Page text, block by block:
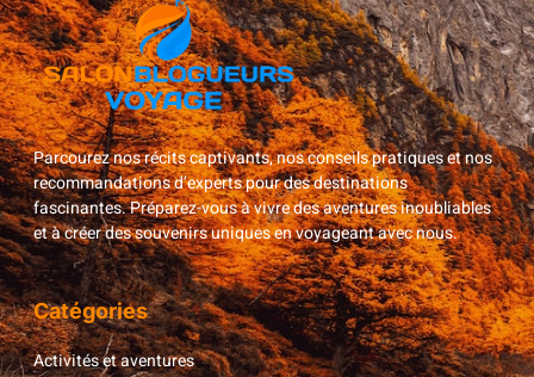
Parcourez nos récits captivants, nos conseils pratiques et nos
recommandations d’experts pour des destinations
fascinantes. Préparez-vous à vivre des aventures inoubliables
et à créer des souvenirs uniques en voyageant avec nous.
Catégories
Activités et aventures